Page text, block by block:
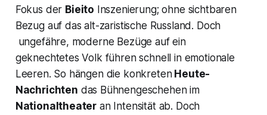
Fokus der Bieito Inszenierung; ohne sichtbaren
Bezug auf das alt-zaristische Russland. Doch
ungefähre, moderne Bezüge auf ein
geknechtetes Volk führen schnell in emotionale
Leeren. So hängen die konkretenHeute-
Nachrichten das Bühnengeschehen im
Nationaltheater an Intensität ab. Doch